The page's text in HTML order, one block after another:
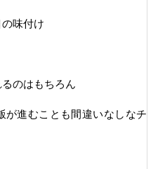
味付け
のはもちろん
が進むことも間違いなしなチ